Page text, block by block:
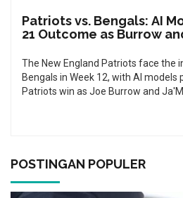
Patriots vs. Bengals: AI
21 Outcome as Burrow
The New England Patriots face the
Bengals in Week 12, with AI models
Patriots win as Joe Burrow and
POSTINGAN POPULER